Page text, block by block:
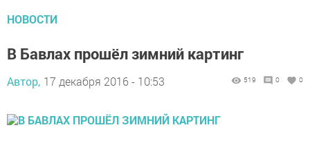
НОВОСТИ
В Бавлах прошёл зимний картинг
Автор, 17 декабря 2016 - 10:53 519 0 0